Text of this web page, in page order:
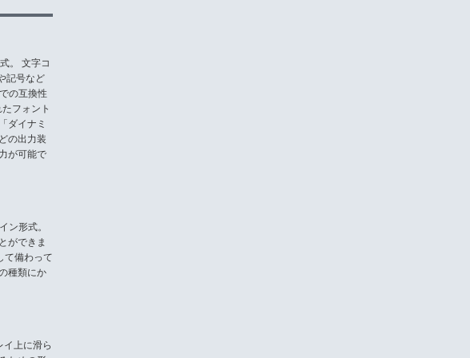
。 文字コ
記号など
の互換性
フォント
ダイナミ
の出力装
が可能で
ン形式。
ができま
て備わって
種類にか
イ上に滑ら